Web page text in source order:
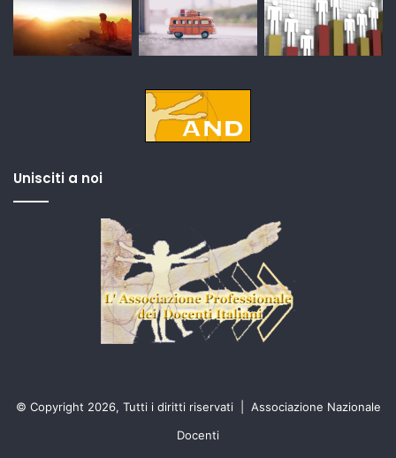
Unisciti a noi
© Copyright 2026, Tutti i diritti riservati | Associazione Nazionale
Docenti